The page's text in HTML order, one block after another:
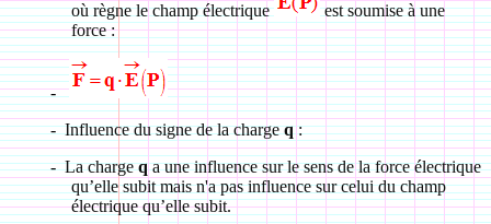
où règne le champ électrique
est soumise à une
force :
-
- Influence du signe de la chargeq:
- La chargeqa une influence sur le sens de la force électrique
qu’elle subit mais n'a pas influence sur celui du champ
électrique qu’elle subit.